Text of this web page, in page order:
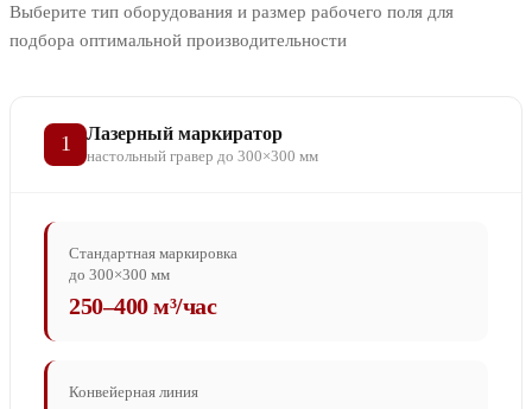
Выберите тип оборудования и размер рабочего поля для
подбора оптимальной производительности
1 Лазерный маркиратор
настольный гравер до 300×300 мм
Стандартная маркировка
до 300×300 мм
250–400 м³/час
Конвейерная линия